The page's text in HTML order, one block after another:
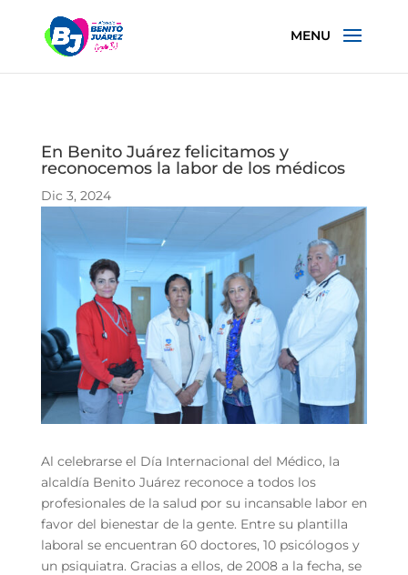
En Benito Juárez felicitamos y
reconocemos la labor de los médicos
Dic 3, 2024
Al celebrarse el Día Internacional del Médico, la
alcaldía Benito Juárez reconoce a todos los
profesionales de la salud por su incansable labor en
favor del bienestar de la gente. Entre su plantilla
laboral se encuentran 60 doctores, 10 psicólogos y
un psiquiatra. Gracias a ellos, de 2008 a la fecha, se